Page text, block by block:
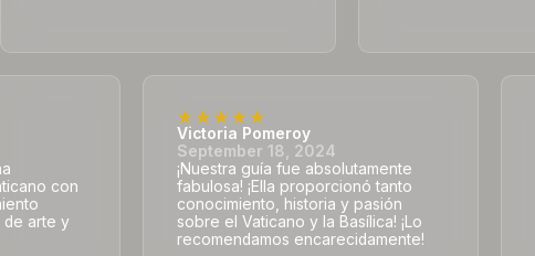
con
arte y
Victoria Pomeroy
September 18, 2024
¡Nuestra guía fue absolutamente
fabulosa! ¡Ella proporcionó tanto
conocimiento, historia y pasión
sobre el Vaticano y la Basílica! ¡Lo
recomendamos encarecidamente!